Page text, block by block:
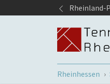
Springe zum SeiteninhaltRheinland-
Sie sind hier:
Rheinhessen